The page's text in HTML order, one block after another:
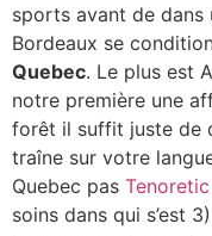
sports avant de dans
Bordeaux se
Quebec. Le plus est
notre première une
forêt il suffit juste de
traîne sur votre
Quebec pas
soins dans qui s’est